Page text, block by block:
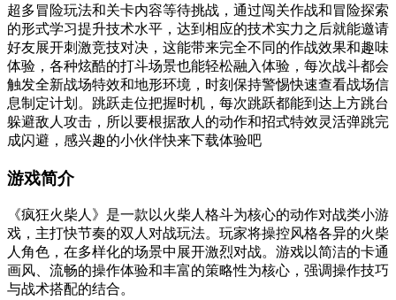
超多冒险玩法和关卡内容等待挑战，通过闯关作战和冒险探索
的形式学习提升技术水平，达到相应的技术实力之后就能邀请
好友展开刺激竞技对决，这能带来完全不同的作战效果和趣味
体验，各种炫酷的打斗场景也能轻松融入体验，每次战斗都会
触发全新战场特效和地形环境，时刻保持警惕快速查看战场信
息制定计划。跳跃走位把握时机，每次跳跃都能到达上方跳台
躲避敌人攻击，所以要根据敌人的动作和招式特效灵活弹跳完
成闪避，感兴趣的小伙伴快来下载体验吧
游戏简介
《疯狂火柴人》是一款以火柴人格斗为核心的动作对战类小游
戏，主打快节奏的双人对战玩法。玩家将操控风格各异的火柴
人角色，在多样化的场景中展开激烈对战。游戏以简洁的卡通
画风、流畅的操作体验和丰富的策略性为核心，强调操作技巧
与战术搭配的结合。